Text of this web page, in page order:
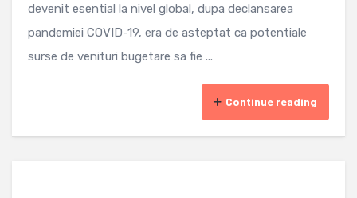
devenit esential la nivel global, dupa declansarea
pandemiei COVID-19, era de asteptat ca potentiale
surse de venituri bugetare sa fie ...
Continue reading